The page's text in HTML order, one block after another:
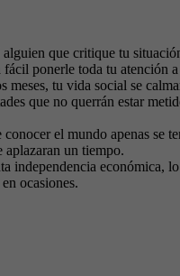
alguien que critique tu
fácil ponerle toda tu atención
meses, tu vida social se
que no querrán estar
conocer el mundo apenas se
aplazaran un tiempo.
independencia económica,
ocasiones.